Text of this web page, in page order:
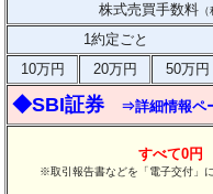
株式売買手数料
1約定ごと
10万円
20万円 50万円
◆SBI証券 ⇒詳細情報ペ
すべて0円
※取引報告書などを「電子交付」